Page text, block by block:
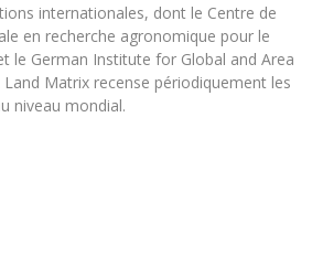
internationales, dont le Centre de
en recherche agronomique pour le
le German Institute for Global and Area
Land Matrix recense périodiquement les
niveau mondial.